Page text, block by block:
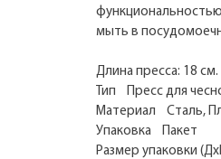
мыть в
Длина пресса: 18 см.
Тип Пресс для
Материал Сталь,
Упаковка Пакет
Размер упаковки